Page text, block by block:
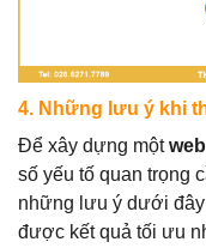
4. Những lưu ý khi
Để xây dựng một
số yếu tố quan trọng
những lưu ý dưới đây
được kết quả tối ưu